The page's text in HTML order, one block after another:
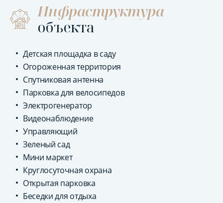
Инфраструктура
объекта
Детская площадка в саду
Огороженная территория
Спутниковая антенна
Парковка для велосипедов
Электрогенератор
Видеонаблюдение
Управляющий
Зеленый сад
Мини маркет
Круглосуточная охрана
Открытая парковка
Беседки для отдыха